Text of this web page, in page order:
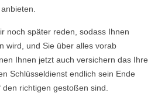
noch später reden, sodass Ihnen
wird, und Sie über alles vorab
Ihnen jetzt auch versichern das Ihre
Schlüsseldienst endlich sein Ende
richtigen gestoßen sind.